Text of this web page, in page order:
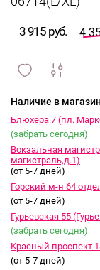
3 915 руб. 4
и
Наличие в
Блюхера 7 (пл.
(забрать сегодня)
Вокзальная
магистраль,д.1)
(от 5-7 дней)
Горский м-н 64
(от 5-7 дней)
Гурьевская 55
(забрать сегодня)
Красный проспект
(от 5-7 дней)